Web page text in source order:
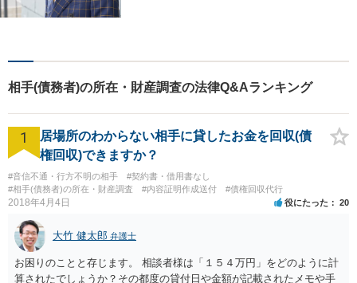
料】【桜山駅より徒歩８分】
【駐車場あり】【オンライン
相談可】
相手(債務者)の所在・財産調査の法律Q&Aランキング
1
居場所のわからない相手に貸したお金を回収(債
権回収)できますか？
#音信不通・行方不明の相手
#契約書・借用書なし
#相手(債務者)の所在・財産調査
#内容証明作成送付 #債権回収代行
2018年4月4日 役にたった 20
大竹 健太郎 弁護士
お困りのことと存じます。 相談者様は「１５４万円」をどのように計
算されたでしょうか？その都度の貸付日や金額が記載されたメモや手